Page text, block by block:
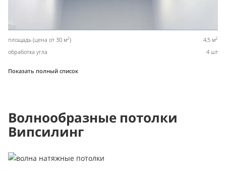
площадь (цена от 30 м2) 4,5 м2
обработка угла 4 шт
Показать полный список
Волнообразные потолки
Випсилинг